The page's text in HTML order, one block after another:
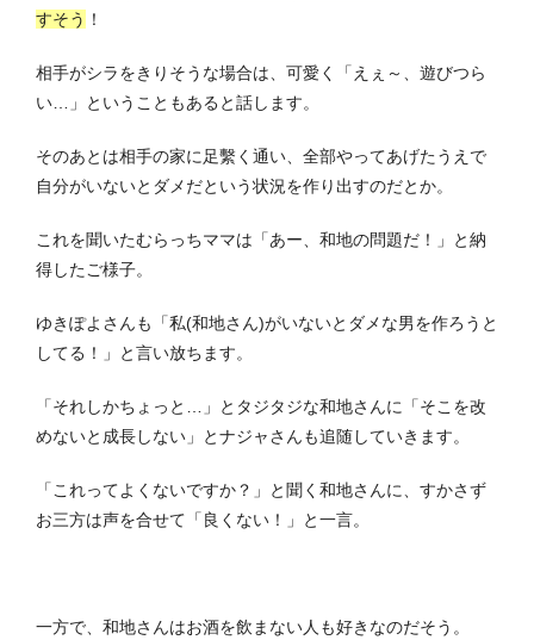
すそう ！
相手がシラをきりそうな場合は、可愛く「えぇ～、遊びつら
い…」ということもあると話します。
そのあとは相手の家に足繫く通い、全部やってあげたうえで
自分がいないとダメだという状況を作り出すのだとか。
これを聞いたむらっちママは「あー、和地の問題だ！」と納
得したご様子。
ゆきぽよさんも「私(和地さん)がいないとダメな男を作ろうと
してる！」と言い放ちます。
「それしかちょっと…」とタジタジな和地さんに「そこを改
めないと成長しない」とナジャさんも追随していきます。
「これってよくないですか？」と聞く和地さんに、すかさず
お三方は声を合せて「良くない！」と一言。
一方で、和地さんはお酒を飲まない人も好きなのだそう。